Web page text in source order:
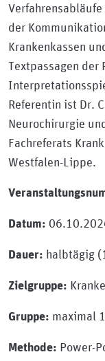
der
Krankenkassen
Textpassagen der
Referentin ist Dr.
Neurochirurgie
Fachreferats
Westfalen-Lippe.
Datum:
Dauer: halbtägig
Zielgruppe:
Gruppe: maximal
Methode: Power-